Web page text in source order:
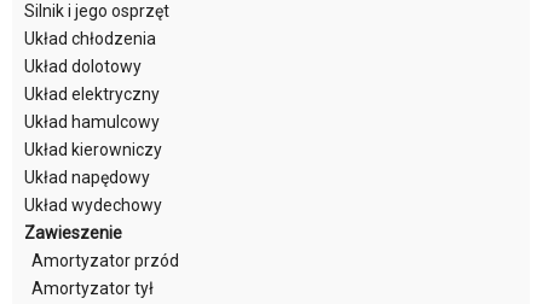
Silnik i jego osprzęt
Układ chłodzenia
Układ dolotowy
Układ elektryczny
Układ hamulcowy
Układ kierowniczy
Układ napędowy
Układ wydechowy
Zawieszenie
Amortyzator przód
Amortyzator tył